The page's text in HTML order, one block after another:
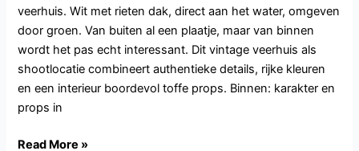
veerhuis. Wit met rieten dak, direct aan het water, omgeven
door groen. Van buiten al een plaatje, maar van binnen
wordt het pas echt interessant. Dit vintage veerhuis als
shootlocatie combineert authentieke details, rijke kleuren
en een interieur boordevol toffe props. Binnen: karakter en
props in
Read More »